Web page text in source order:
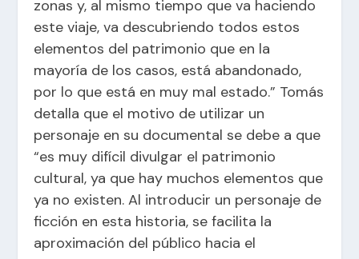
zonas y, al mismo tiempo que va haciendo
este viaje, va descubriendo todos estos
elementos del patrimonio que en la
mayoría de los casos, está abandonado,
por lo que está en muy mal estado.” Tomás
detalla que el motivo de utilizar un
personaje en su documental se debe a que
“es muy difícil divulgar el patrimonio
cultural, ya que hay muchos elementos que
ya no existen. Al introducir un personaje de
ficción en esta historia, se facilita la
aproximación del público hacia el